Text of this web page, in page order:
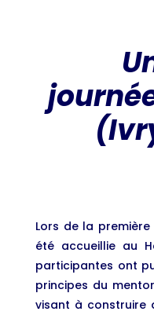
Lors de la
été accueillie au
participantes ont
principes du
visant à construire